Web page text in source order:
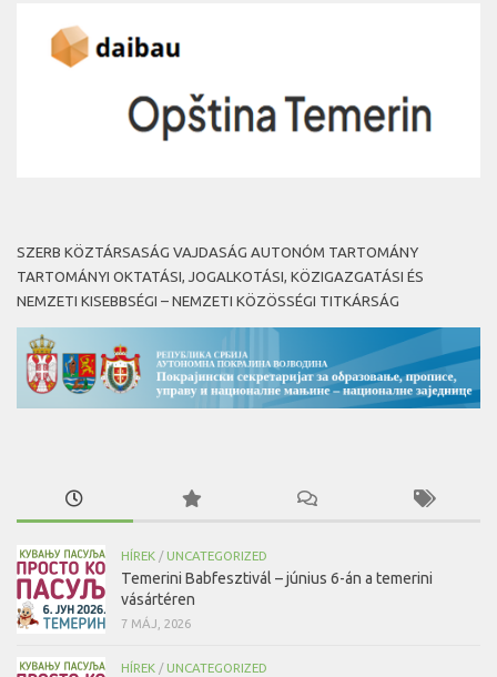
SZERB KÖZTÁRSASÁG VAJDASÁG AUTONÓM TARTOMÁNY
TARTOMÁNYI OKTATÁSI, JOGALKOTÁSI, KÖZIGAZGATÁSI ÉS
NEMZETI KISEBBSÉGI – NEMZETI KÖZÖSSÉGI TITKÁRSÁG
HÍREK / UNCATEGORIZED
Temerini Babfesztivál – június 6-án a temerini
vásártéren
7 MÁJ, 2026
HÍREK / UNCATEGORIZED